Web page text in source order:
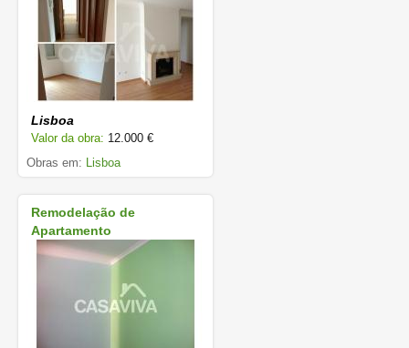
Lisboa
Valor da obra: 12.000 €
Obras em: Lisboa
Remodelação de
Apartamento